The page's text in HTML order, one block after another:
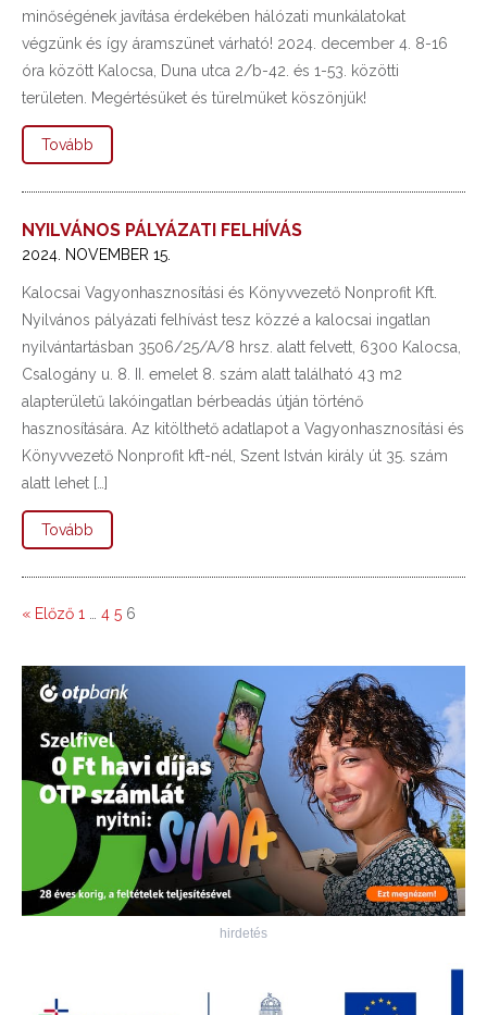
minőségének javítása érdekében hálózati munkálatokat
végzünk és így áramszünet várható! 2024. december 4. 8-16
óra között Kalocsa, Duna utca 2/b-42. és 1-53. közötti
területen. Megértésüket és türelmüket köszönjük!
Tovább
NYILVÁNOS PÁLYÁZATI FELHÍVÁS
2024. NOVEMBER 15.
Kalocsai Vagyonhasznosítási és Könyvvezető Nonprofit Kft.
Nyilvános pályázati felhívást tesz közzé a kalocsai ingatlan
nyilvántartásban 3506/25/A/8 hrsz. alatt felvett, 6300 Kalocsa,
Csalogány u. 8. II. emelet 8. szám alatt található 43 m2
alapterületű lakóingatlan bérbeadás útján történő
hasznosítására. Az kitölthető adatlapot a Vagyonhasznosítási és
Könyvvezető Nonprofit kft-nél, Szent István király út 35. szám
alatt lehet […]
Tovább
« Előző 1 4 5 6
hirdetés